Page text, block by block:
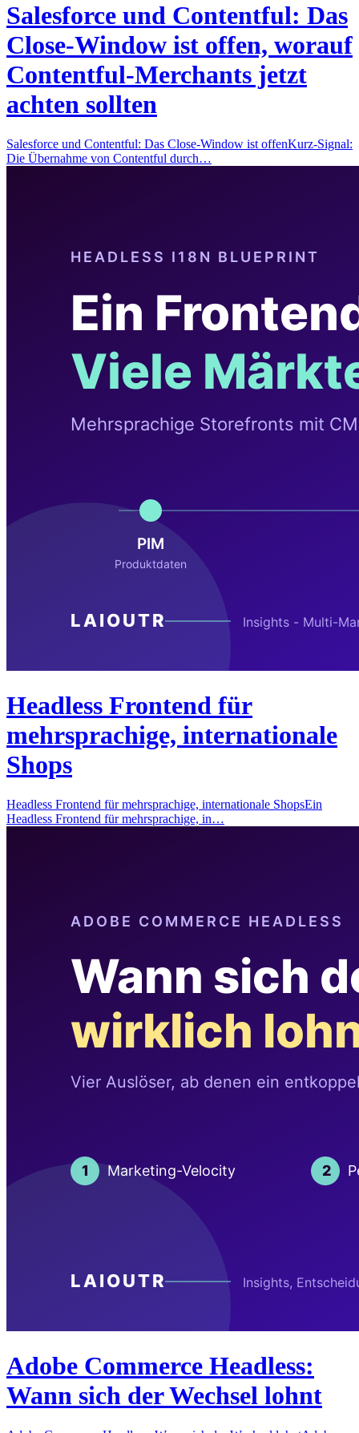
Salesforce und Contentful: Das
Close-Window ist offen, worauf
Contentful-Merchants jetzt
achten sollten
Salesforce und Contentful: Das Close-Window ist offenKurz-Signal:
Die Übernahme von Contentful durch…
Headless Frontend für
mehrsprachige, internationale
Shops
Headless Frontend für mehrsprachige, internationale ShopsEin
Headless Frontend für mehrsprachige, in…
Adobe Commerce Headless:
Wann sich der Wechsel lohnt